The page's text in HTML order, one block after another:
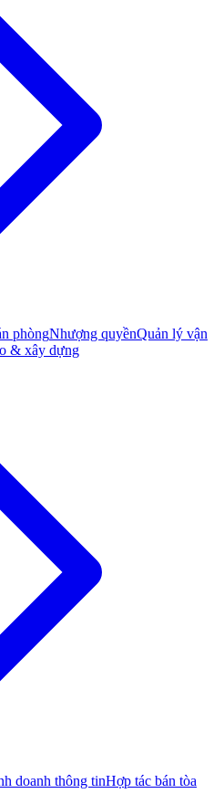
phòngNhượng quyềnQuản lý vận
& xây dựng
doanh thông tinHợp tác bán tòa